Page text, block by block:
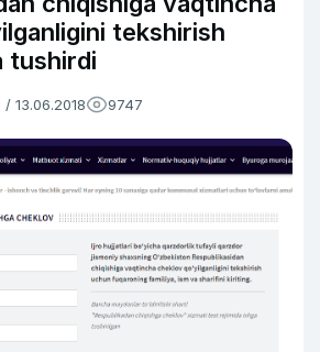
tekshirish
tushirdi
/ 13.06.2018 9747